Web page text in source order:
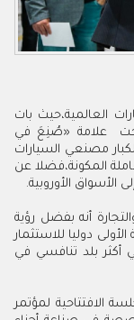
العالمية،حيث بات
علامة «صُنِعَ في
مصنعي السيارات
المكونة،فضلا عن
الأوروبية.
أنه بفضل رؤية
دوليا للاستثمار
أكثر بلد تنافسي في
الافتتاحية لمؤتمر